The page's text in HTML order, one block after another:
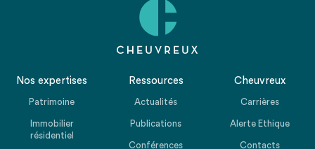
Nos expertises
Patrimoine
Immobilier
résidentiel
Ressources
Actualités
Publications
Conférences
Cheuvreux
Carrières
Alerte Ethique
Contacts